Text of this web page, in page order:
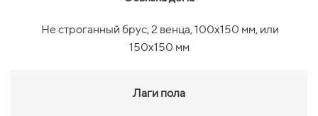
Не строганный брус, 2 венца, 100х150 мм, или
150х150 мм
Лаги пола